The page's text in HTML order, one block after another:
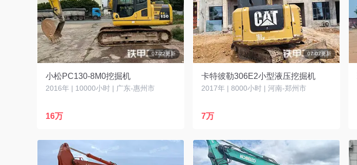
07-22更新
小松PC130-8M0挖掘机
2016年 | 10000小时 | 广东-惠州市
16万
07-07更新
卡特彼勒306E2小型液压挖掘机
2017年 | 8000小时 | 河南-郑州市
7万